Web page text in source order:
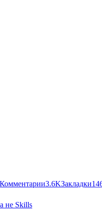
Комментарии3.6KЗакладки
не Skills